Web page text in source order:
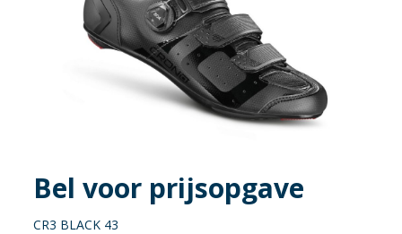
Bel voor prijsopgave
CR3 BLACK 43